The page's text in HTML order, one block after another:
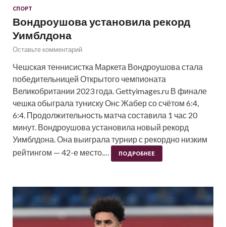
СПОРТ
Вондроушова установила рекорд
Уимблдона
Оставьте комментарий
Чешская теннисистка Маркета Вондроушова стала
победительницей Открытого чемпионата
Великобритании 2023 года. Gettyimages.ru В финале
чешка обыграла туниску Онс Жабер со счётом 6:4,
6:4. Продолжительность матча составила 1 час 20
минут. Вондроушова установила новый рекорд
Уимблдона. Она выиграла турнир с рекордно низким
рейтингом — 42-е место.…
ПОДРОБНЕЕ